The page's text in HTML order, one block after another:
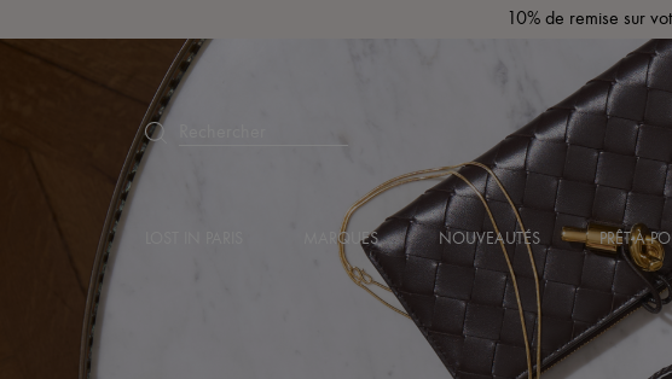
10% de remise sur
MARQUES NOUVEAUTÉS PRÊT-À-